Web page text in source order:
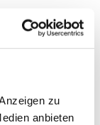
zu
anbieten